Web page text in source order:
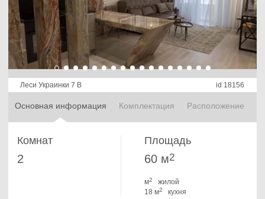
Леси Украинки 7 В id 18156
Основная информация Комплектация Расположение
Комнат
2
Площадь
60 м2
м2
жилой
18 м2 кухня